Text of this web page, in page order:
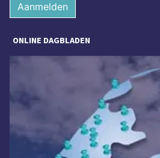
Aanmelden
ONLINE DAGBLADEN